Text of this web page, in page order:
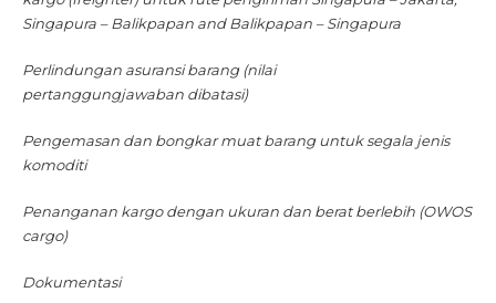
Singapura – Balikpapan and Balikpapan – Singapura
Perlindungan asuransi barang (nilai
pertanggungjawaban dibatasi)
Pengemasan dan bongkar muat barang untuk segala jenis
komoditi
Penanganan kargo dengan ukuran dan berat berlebih (OWOS
cargo)
Dokumentasi